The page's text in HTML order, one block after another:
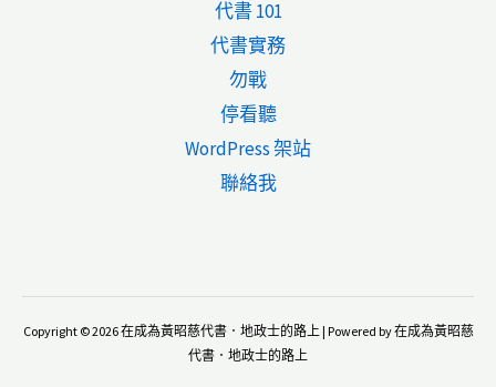
代書 101
代書實務
勿戰
停看聽
WordPress 架站
聯絡我
Copyright © 2026 在成為黃昭慈代書．地政士的路上 | Powered by 在成為黃昭慈
代書．地政士的路上